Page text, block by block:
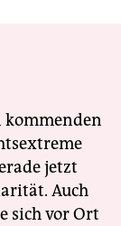
kommenden
jetzt
Auch
sich vor Ort